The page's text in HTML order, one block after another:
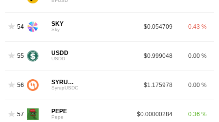
54 SKY
Sky $0.054709 -0.43 %
55 USDD
USDD $0.999048 0.00 %
56 SYRUPUSDC
SyrupUSDC $1.175978 0.00 %
57 PEPE
Pepe $0.00000284 0.36 %